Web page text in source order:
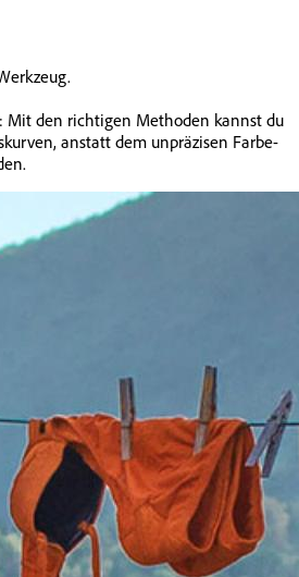
Mit den richtigen Methoden kannst du
anstatt dem unpräzisen Farbe-